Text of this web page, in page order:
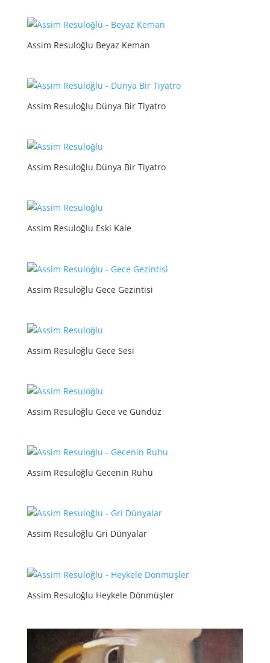
Assim Resuloğlu Beyaz Keman
Assim Resuloğlu Dünya Bir Tiyatro
Assim Resuloğlu Dünya Bir Tiyatro
Assim Resuloğlu Eski Kale
Assim Resuloğlu Gece Gezintisi
Assim Resuloğlu Gece Sesi
Assim Resuloğlu Gece ve Gündüz
Assim Resuloğlu Gecenin Ruhu
Assim Resuloğlu Gri Dünyalar
Assim Resuloğlu Heykele Dönmüşler